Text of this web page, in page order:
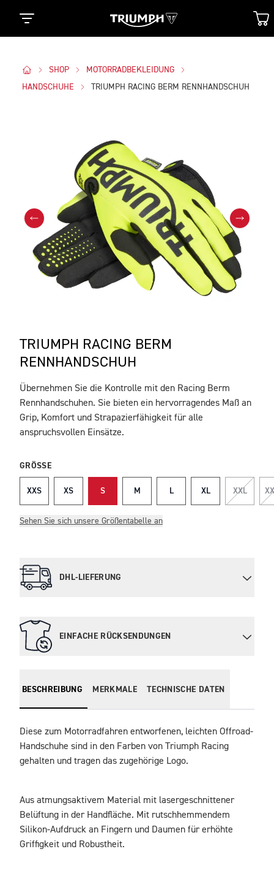
SHOP
MOTORRADBEKLEIDUNG
HANDSCHUHE
TRIUMPH RACING BERM RENNHANDSCHUH
TRIUMPH RACING BERM
RENNHANDSCHUH
BESCHREIBUNG
Übernehmen Sie die Kontrolle mit den Racing Berm
Rennhandschuhen. Sie bieten ein hervorragendes Maß an
Grip, Komfort und Strapazierfähigkeit für alle
anspruchsvollen Einsätze.
GRÖSSE
XXS XS S M L XL XXL
Sehen Sie sich unsere Größentabelle an
DHL-LIEFERUNG
EINFACHE RÜCKSENDUNGEN
BESCHREIBUNG MERKMALE TECHNISCHE DATEN
Diese zum Motorradfahren entworfenen, leichten Offroad-
Handschuhe sind in den Farben von Triumph Racing
gehalten und tragen das zugehörige Logo.
Aus atmungsaktivem Material mit lasergeschnittener
Belüftung in der Handfläche. Mit rutschhemmendem
Silikon-Aufdruck an Fingern und Daumen für erhöhte
Griffigkeit und Robustheit.